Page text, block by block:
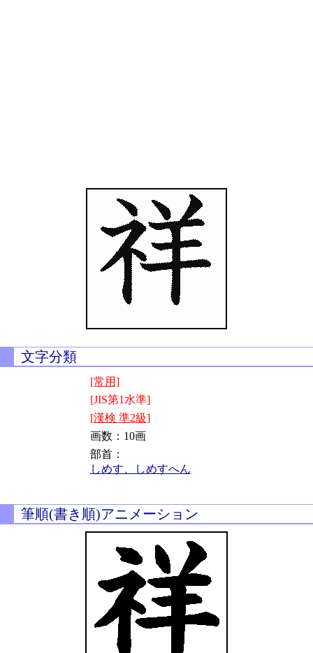
文字分類
[常用]
[JIS第1水準]
[漢検 準2級]
画数：10画
部首：
しめす、しめすへん
筆順(書き順)アニメーション